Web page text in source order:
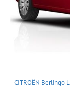
CITROËN Berlingo